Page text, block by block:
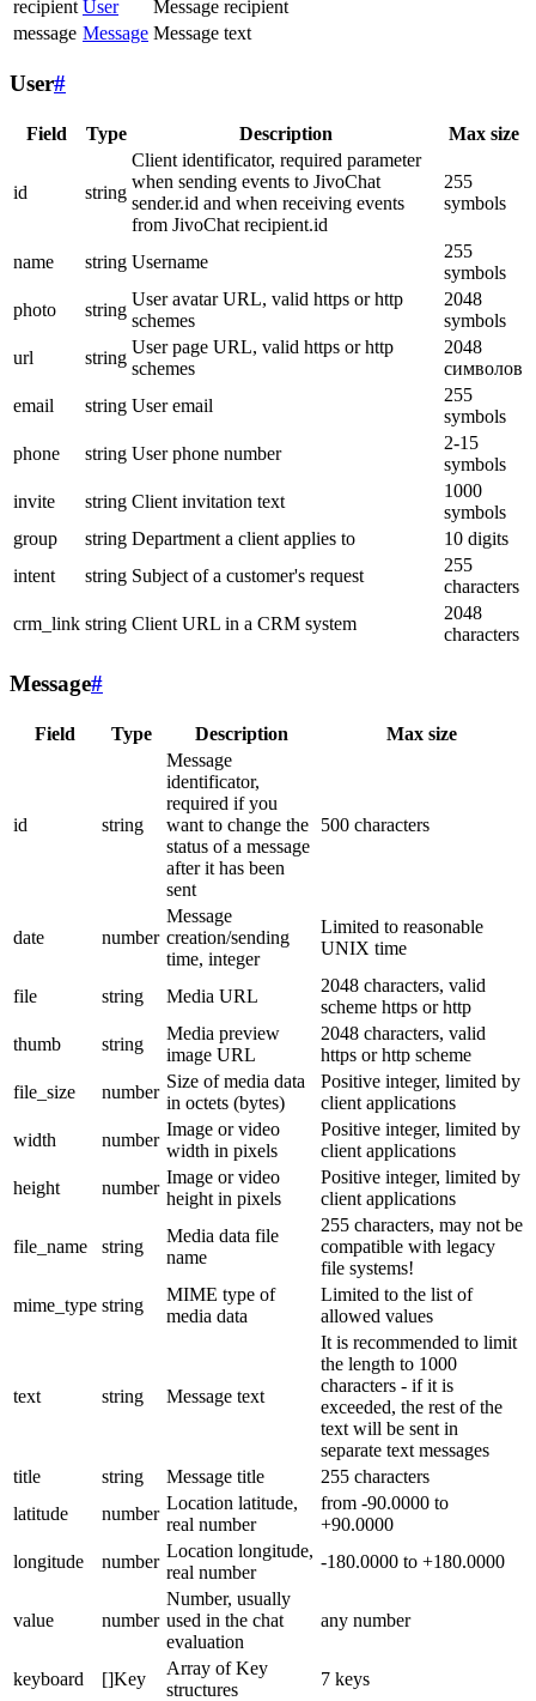
recipient User
Message recipient
message Message Message text
User#
Field Type Description Max size
id string
Client identificator, required parameter
when sending events to JivoChat
sender.id and when receiving events
from JivoChat recipient.id
255
symbols
name string Username
255
symbols
photo
string
User avatar URL, valid https or http
schemes
2048
symbols
url
string
User page URL, valid https or http
schemes
2048
символов
email
string User email
255
symbols
phone
string User phone number
2-15
symbols
invite
string Client invitation text
1000
symbols
group
string Department a client applies to
10 digits
intent
string Subject of a customer's request
255
characters
crm_link string Client URL in a CRM system
2048
characters
Message#
Field Type Description Max size
id string
Message
identificator,
required if you
want to change the
status of a message
after it has been
sent
500 characters
date number
Message
creation/sending
time, integer
Limited to reasonable
UNIX time
file string Media URL
2048 characters, valid
scheme https or http
thumb
string
Media preview
image URL
2048 characters, valid
https or http scheme
file_size
number
Size of media data
in octets (bytes)
Positive integer, limited by
client applications
width
number
Image or video
width in pixels
Positive integer, limited by
client applications
height
number
Image or video
height in pixels
Positive integer, limited by
client applications
file_name string
Media data file
name
255 characters, may not be
compatible with legacy
file systems!
mime_type string
MIME type of
media data
Limited to the list of
allowed values
text string Message text
It is recommended to limit
the length to 1000
characters - if it is
exceeded, the rest of the
text will be sent in
separate text messages
title
string Message title
255 characters
latitude
number
Location latitude,
real number
from -90.0000 to
+90.0000
longitude
number
Location longitude,
real number
-180.0000 to +180.0000
value number
Number, usually
used in the chat
evaluation
any number
keyboard []Key
Array of Key
structures
7 keys